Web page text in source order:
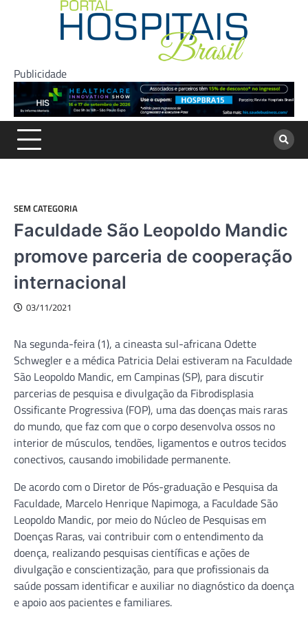
Publicidade
SEM CATEGORIA
Faculdade São Leopoldo Mandic
promove parceria de cooperação
internacional
03/11/2021
Na segunda-feira (1), a cineasta sul-africana Odette
Schwegler e a médica Patricia Delai estiveram na Faculdade
São Leopoldo Mandic, em Campinas (SP), para discutir
parcerias de pesquisa e divulgação da Fibrodisplasia
Ossificante Progressiva (FOP), uma das doenças mais raras
do mundo, que faz com que o corpo desenvolva ossos no
interior de músculos, tendões, ligamentos e outros tecidos
conectivos, causando imobilidade permanente.
De acordo com o Diretor de Pós-graduação e Pesquisa da
Faculdade, Marcelo Henrique Napimoga, a Faculdade São
Leopoldo Mandic, por meio do Núcleo de Pesquisas em
Doenças Raras, vai contribuir com o entendimento da
doença, realizando pesquisas científicas e ações de
divulgação e conscientização, para que profissionais da
saúde possam identificar e auxiliar no diagnóstico da doença
e apoio aos pacientes e familiares.